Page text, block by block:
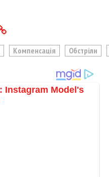
Компенсація Обстріли